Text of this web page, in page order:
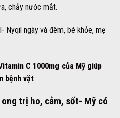
chảy nước mắt.
ngày và đêm, bé khỏe, mẹ
C 1000mg của Mỹ giúp
bệnh vặt
trị ho, cảm, sốt- Mỹ có